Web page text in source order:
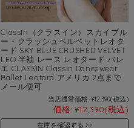
ClassIn（クラスイン）スカイブル
ー・クラッシュベルベットレオタ
ード SKY BLUE CRUSHED VELVET
LEO 半袖 レース レオタード バレ
エ CLASSIN ClassIn Dancewear
Ballet Leotard アメリカ 2点まで
メール便可
当店通常価格: ¥12,390(税込)
価格: ¥12,390(税込)
在庫を確認する